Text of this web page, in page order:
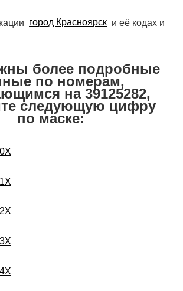
город Красноярск и её кодах и
более подробные
по номерам,
на 39125282,
следующую цифру
по маске: